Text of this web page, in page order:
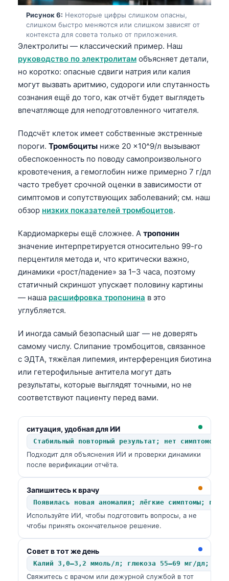
Рисунок 6: Некоторые цифры слишком опасны,
слишком быстро меняются или слишком зависят от
контекста для совета только от приложения.
Электролиты — классический пример. Наш
руководство по электролитам объясняет детали,
но коротко: опасные сдвиги натрия или калия
могут вызвать аритмию, судороги или спутанность
сознания ещё до того, как отчёт будет выглядеть
впечатляюще для неподготовленного читателя.
Подсчёт клеток имеет собственные экстренные
пороги. Тромбоциты ниже 20 ×10^9/л вызывают
обеспокоенность по поводу самопроизвольного
кровотечения, а гемоглобин ниже примерно 7 г/дл
часто требует срочной оценки в зависимости от
симптомов и сопутствующих заболеваний; см. наш
обзор низких показателей тромбоцитов.
Кардиомаркеры ещё сложнее. A тропонин
значение интерпретируется относительно 99-го
перцентиля метода и, что критически важно,
динамики «рост/падение» за 1–3 часа, поэтому
статичный скриншот упускает половину картины
— наша расшифровка тропонина в это
углубляется.
И иногда самый безопасный шаг — не доверять
самому числу. Слипание тромбоцитов, связанное
с ЭДТА, тяжёлая липемия, интерференция биотина
или гетерофильные антитела могут дать
результаты, которые выглядят точными, но не
соответствуют пациенту перед вами.
ситуация, удобная для ИИ
Стабильный повторный результат; нет симптомов;
Подходит для объяснения ИИ и проверки динамики
после верификации отчёта.
Запишитесь к врачу
Появилась новая аномалия; лёгкие симптомы;
Используйте ИИ, чтобы подготовить вопросы, а не
чтобы принять окончательное решение.
Совет в тот же день
Калий 3,0–3,2 ммоль/л; глюкоза 55–69 мг/дл;
Свяжитесь с врачом или дежурной службой в тот
Dansk
Nederlands
हिन्दी
Bahasa Indonesia
Հայերեն
Српски језик
Svenska
Bosanski
Azərbaycan dili
Eesti
日本語
Čeština
ქართული
Lietuvių kalba
Polski
한국어
Slovenščina
Shqip
বাংলা
اردو
मराठी
తెలుగు
தமிழ்
ગુજરાતી
ಕನ್ನಡ
മലയാളം
Bahasa Melayu
Tagalog
ไทย
ဗမာစာ
ភាសាខ្មែរ